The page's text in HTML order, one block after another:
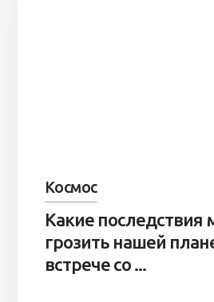
Космос
Какие последствия
грозить нашей
встрече со ...